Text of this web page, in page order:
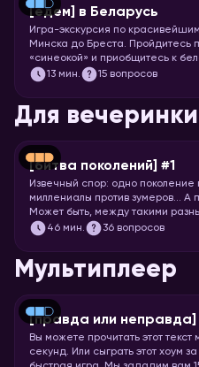
[едем] в Беларусь
Игра-экскурсия по
Минска до Бреста. Пройдитесь
«синеокой» и приобщитесь к
Скорее запускайте хоум!
13 мин. 15 вопросов
Для вечеринки
[битва поколений] #1
Извечный спор: одно поколение
миллениалы против зумеров… А
Может быть, между такими
что-то общее? Попробуем понять
46 мин. 36 вопросов
Мультиплеер
[правда или неправда]
Вы можете прочитать этот
секунд. Или сыграть этот хоум